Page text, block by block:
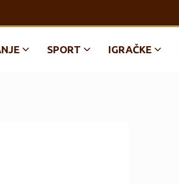
SPORT IGRAČKE